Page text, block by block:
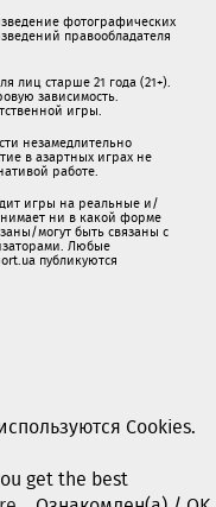
фотографических
правообладателя
лиц старше 21 года (21+).
зависимость.
игры.
незамедлительно
в азартных играх не
работе.
игры на реальные и/
ни в какой форме
могут быть связаны c
Любые
публикуютcя
Cookies.
get the best